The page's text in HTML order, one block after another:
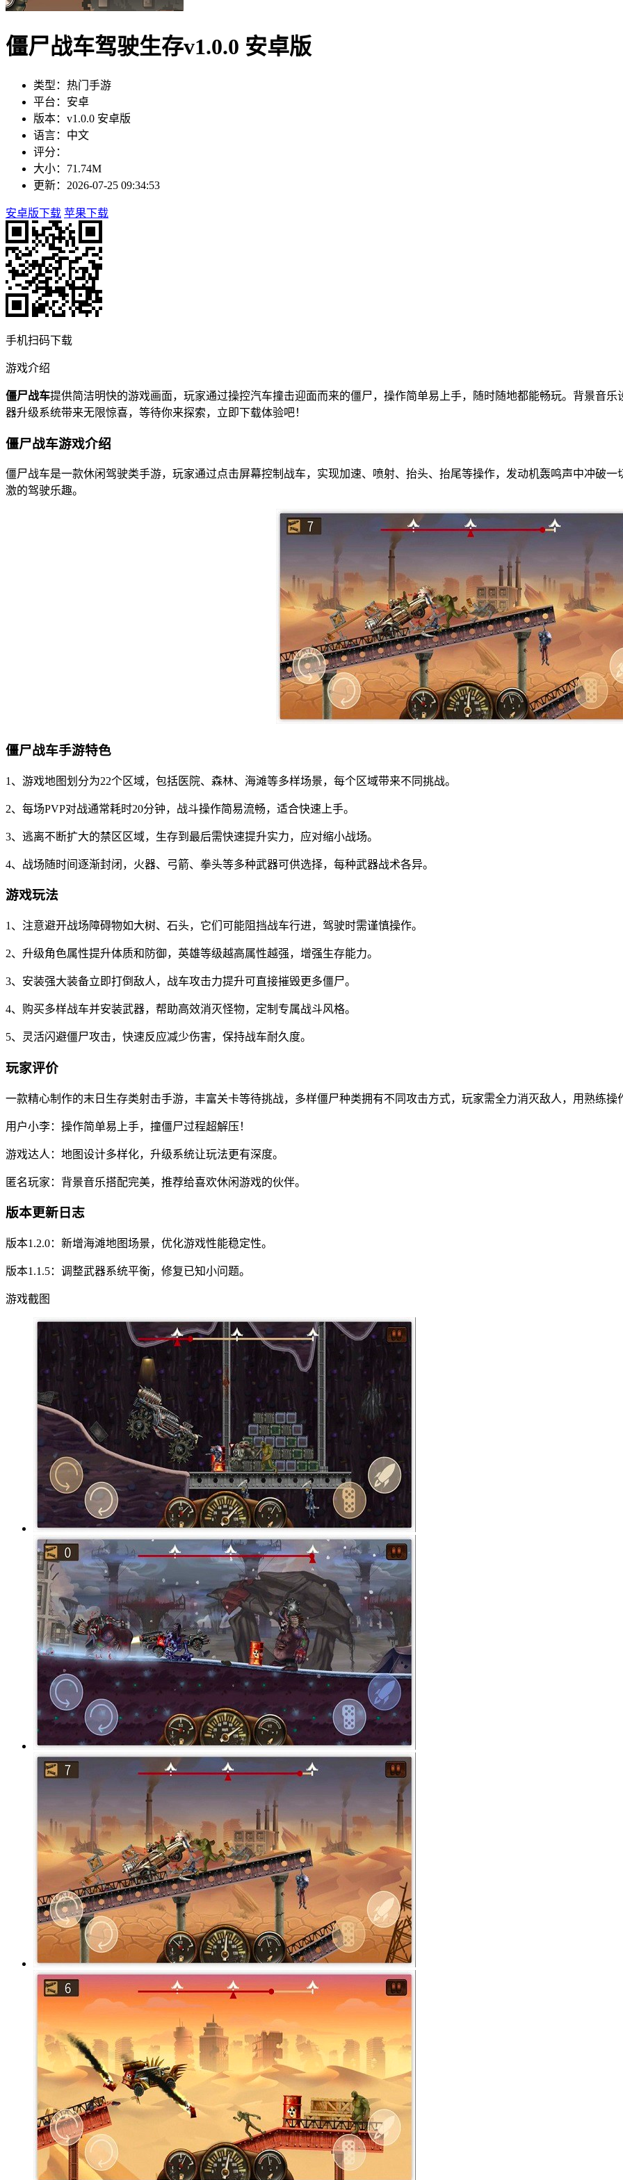
僵尸战车驾驶生存v1.0.0 安卓版
类型：热门手游
平台：安卓
版本：v1.0.0 安卓版
语言：中文
评分：
大小：71.74M
更新：2026-07-25 09:34:53
安卓版下载 苹果下载
手机扫码下载
游戏介绍
僵尸战车提供简洁明快的游戏画面，玩家通过操控汽车撞击迎面而来的僵尸，操作简单易上手，随时随地都能畅玩。背景音
器升级系统带来无限惊喜，等待你来探索，立即下载体验吧！
僵尸战车游戏介绍
僵尸战车是一款休闲驾驶类手游，玩家通过点击屏幕控制战车，实现加速、喷射、抬头、抬尾等操作，发动机轰鸣声中冲破
激的驾驶乐趣。
僵尸战车手游特色
1、游戏地图划分为22个区域，包括医院、森林、海滩等多样场景，每个区域带来不同挑战。
2、每场PVP对战通常耗时20分钟，战斗操作简易流畅，适合快速上手。
3、逃离不断扩大的禁区区域，生存到最后需快速提升实力，应对缩小战场。
4、战场随时间逐渐封闭，火器、弓箭、拳头等多种武器可供选择，每种武器战术各异。
游戏玩法
1、注意避开战场障碍物如大树、石头，它们可能阻挡战车行进，驾驶时需谨慎操作。
2、升级角色属性提升体质和防御，英雄等级越高属性越强，增强生存能力。
3、安装强大装备立即打倒敌人，战车攻击力提升可直接摧毁更多僵尸。
4、购买多样战车并安装武器，帮助高效消灭怪物，定制专属战斗风格。
5、灵活闪避僵尸攻击，快速反应减少伤害，保持战车耐久度。
玩家评价
一款精心制作的末日生存类射击手游，丰富关卡等待挑战，多样僵尸种类拥有不同攻击方式，玩家需全力消灭敌人，用熟练操
用户小李：操作简单易上手，撞僵尸过程超解压！
游戏达人：地图设计多样化，升级系统让玩法更有深度。
匿名玩家：背景音乐搭配完美，推荐给喜欢休闲游戏的伙伴。
版本更新日志
版本1.2.0：新增海滩地图场景，优化游戏性能稳定性。
版本1.1.5：调整武器系统平衡，修复已知小问题。
游戏截图